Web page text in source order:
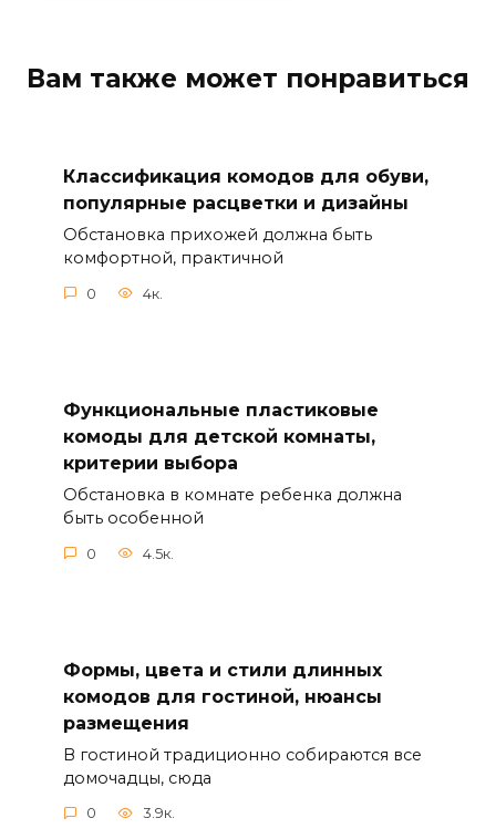
Вам также может понравиться
Классификация комодов для обуви,
популярные расцветки и дизайны
Обстановка прихожей должна быть
комфортной, практичной
0 4к.
Функциональные пластиковые
комоды для детской комнаты,
критерии выбора
Обстановка в комнате ребенка должна
быть особенной
0 4.5к.
Формы, цвета и стили длинных
комодов для гостиной, нюансы
размещения
В гостиной традиционно собираются все
домочадцы, сюда
0 3.9к.